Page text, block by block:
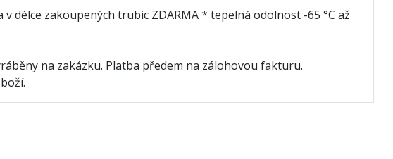
zakoupených trubic ZDARMA * tepelná odolnost -65 °C až
na zakázku. Platba předem na zálohovou fakturu.